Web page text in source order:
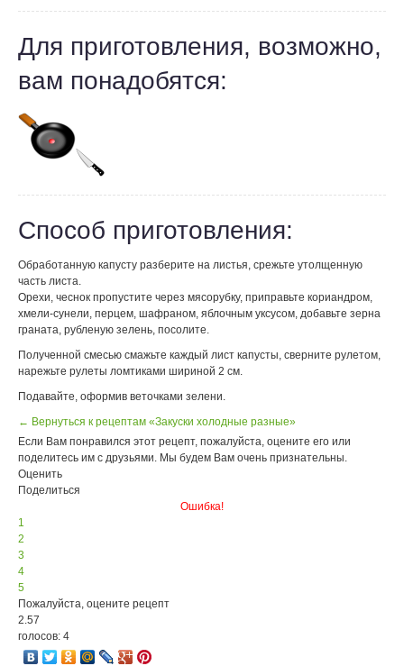
Для приготовления, возможно,
вам понадобятся:
Способ приготовления:
Обработанную капусту разберите на листья, срежьте утолщенную
часть листа.
Орехи, чеснок пропустите через мясорубку, приправьте кориандром,
хмели-сунели, перцем, шафраном, яблочным уксусом, добавьте зерна
граната, рубленую зелень, посолите.
Полученной смесью смажьте каждый лист капусты, сверните рулетом,
нарежьте рулеты ломтиками шириной 2 см.
Подавайте, оформив веточками зелени.
← Вернуться к рецептам «Закуски холодные разные»
Если Вам понравился этот рецепт, пожалуйста, оцените его или
поделитесь им с друзьями. Мы будем Вам очень признательны.
Оценить
Поделиться
Ошибка!
1
2
3
4
5
Пожалуйста, оцените рецепт
2.57
голосов: 4